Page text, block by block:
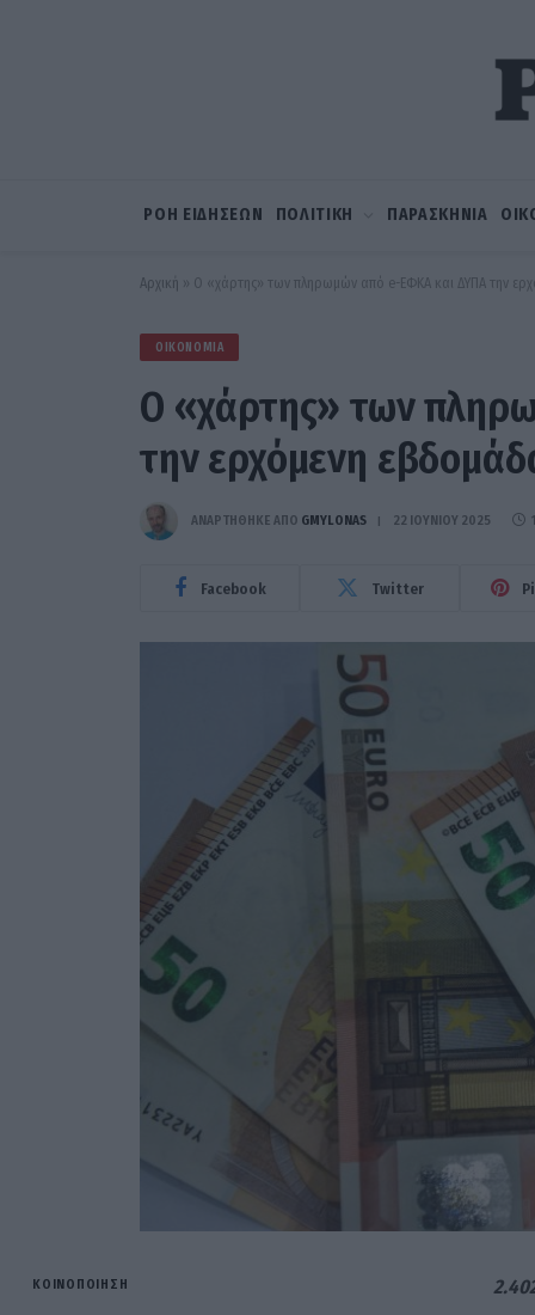
ΡΟΗ ΕΙΔΗΣΕΩΝ ΠΟΛΙΤΙΚΗ ΠΑΡΑΣΚΗΝΙΑ
Αρχική » Ο «χάρτης» των πληρωμών από e-ΕΦΚΑ και ΔΥΠΑ την
ΟΙΚΟΝΟΜΊΑ
Ο «χάρτης» των
την ερχόμενη
ΑΝΑΡΤΗΘΗΚΕ ΑΠΟ GMYLONAS 22 ΙΟΥΝΊΟΥ 2025
Facebook Twitter
ΚΟΙΝΟΠΟΊΗΣΗ